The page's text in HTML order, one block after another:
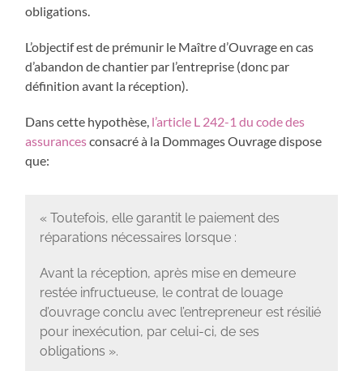
obligations.
L’objectif est de prémunir le Maître d’Ouvrage en cas
d’abandon de chantier par l’entreprise (donc par
définition avant la réception).
Dans cette hypothèse, l’article L 242-1 du code des
assurancesconsacré à la Dommages Ouvrage dispose
que:
« Toutefois, elle garantit le paiement des
réparations nécessaires lorsque :
Avant la réception, après mise en demeure
restée infructueuse, le contrat de louage
d’ouvrage conclu avec l’entrepreneur est résilié
pour inexécution, par celui-ci, de ses
obligations ».